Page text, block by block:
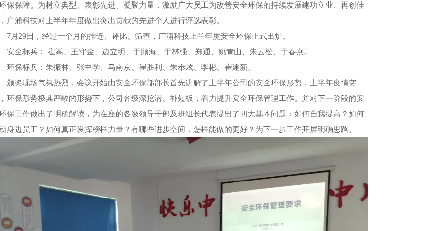
保保障。为树立典型、表彰先进、凝聚力量，激励广大员工为改善安全环保的持续发展建功立业、再创佳
广浦科技对上半年年度做出突出贡献的先进个人进行评选表彰。
7月29日，经过一个月的推选、评比、筛查，广浦科技上半年度安全环保正式出炉。
安全标兵： 崔嵩、王守金、边立明、于顺海、于林强、郑通、姚青山、朱云松、于春燕。
环保标兵：朱振林、张中学、马南京、崔胜利、朱奉炫、李彬、崔建新。
颁奖现场气氛热烈，会议开始由安全环保部部长首先讲解了上半年公司的安全环保形势，上半年疫情突
环保形势极其严峻的形势下，公司各级深挖潜、补短板，着力提升安全环保管理工作。并对下一阶段的安
保工作做出了明确解读，为在座的各级领导干部及班组长代表提出了四大基本问题：如何自我提高？如何
身边员工？如何真正发挥榜样力量？有哪些进步空间，怎样能做的更好？为下一步工作开展明确思路。